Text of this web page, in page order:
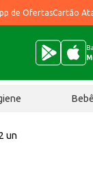
de OfertasCartão
un